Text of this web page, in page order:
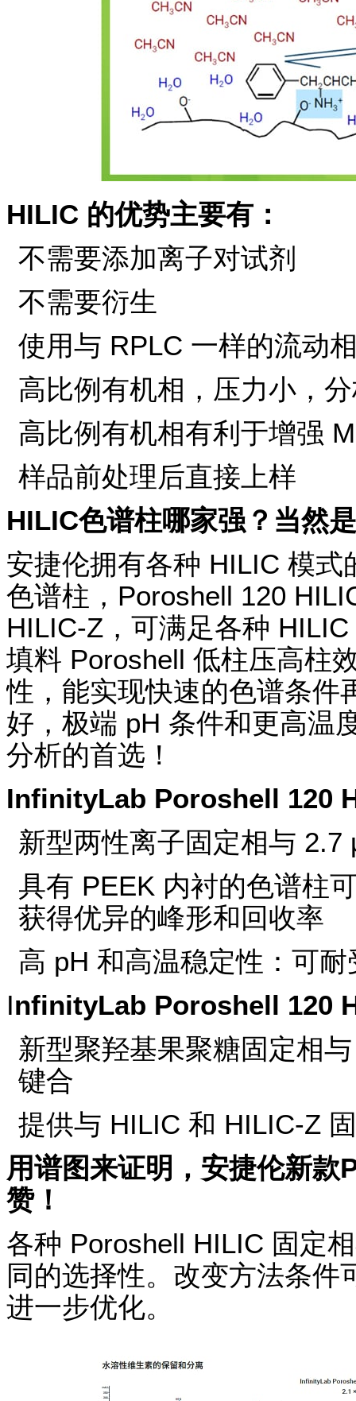
HILIC 的优势主要有：
不需要添加离子对试剂
不需要衍生
使用与 RPLC 一样的流动
高比例有机相，压力小，
高比例有机相有利于增强
样品前处理后直接上样
HILIC色谱柱哪家强？当然
安捷伦拥有各种 HILIC 模
色谱柱，Poroshell 120
HILIC-Z，可满足各种
填料 Poroshell 低柱压高柱
性，能实现快速的色谱条件
好，极端 pH 条件和更高温
分析的首选！
InfinityLab Poroshell 120
新型两性离子固定相与
具有 PEEK 内衬的色谱柱
获得优异的峰形和回收率
高 pH 和高温稳定性：可
InfinityLab Poroshell 120
新型聚羟基果聚糖固定相
键合
提供与 HILIC 和 HILIC-Z
用谱图来证明，安捷伦新
赞！
各种 Poroshell HILIC 固定
同的选择性。改变方法条件
进一步优化。